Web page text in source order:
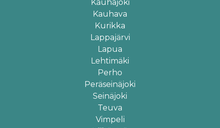
Kauhajoki
Kauhava
Kurikka
Lappajärvi
Lapua
Lehtimäki
Perho
Peräseinäjoki
Seinäjoki
Teuva
Vimpeli
Sivusto käyttää evästeitä